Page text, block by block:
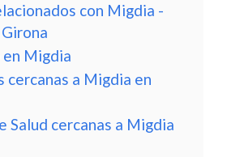
con Migdia -
Migdia
cercanas a Migdia en
Salud cercanas a Migdia